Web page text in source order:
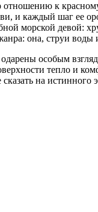
отношению к
и каждый шаг
морской девой:
она, струи
особым
тепло и
на истинного